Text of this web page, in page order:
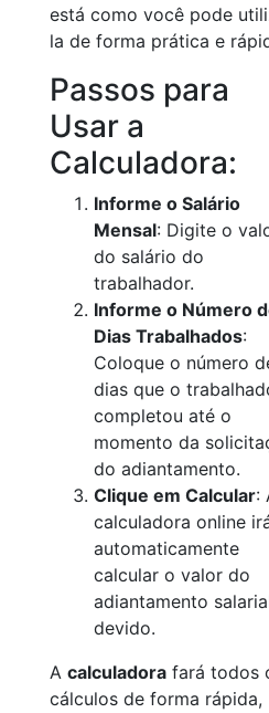
está como você pode
la de forma prática e
Passos para
Usar a
Calculadora:
Informe o Salário
Mensal: Digite o
do salário do
trabalhador.
Informe o Número
Dias Trabalhados:
Coloque o número
dias que o
completou até o
momento da
do adiantamento.
Clique em Calcular:
calculadora online
automaticamente
calcular o valor do
adiantamento
devido.
A calculadora fará todos
cálculos de forma rápida,